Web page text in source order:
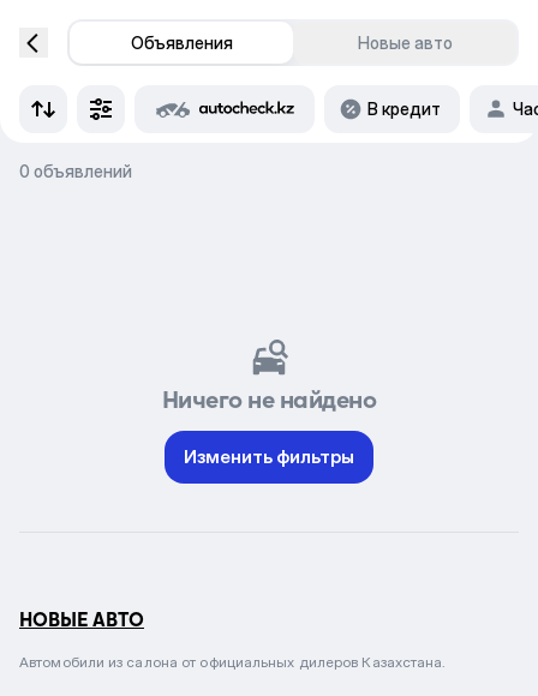
Объявления Новые авто
В кредит
0 объявлений
Ничего не найдено
Изменить фильтры
НОВЫЕ АВТО
Автомобили из салона от официальных дилеров Казахстана.